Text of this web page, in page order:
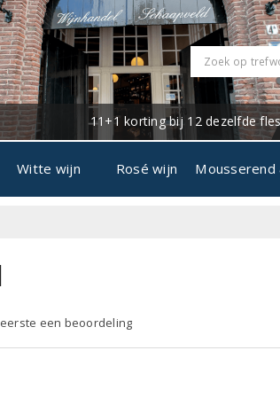
11+1 korting bij 12 dezelfde
Witte wijn Rosé wijn Mousserend
een beoordeling